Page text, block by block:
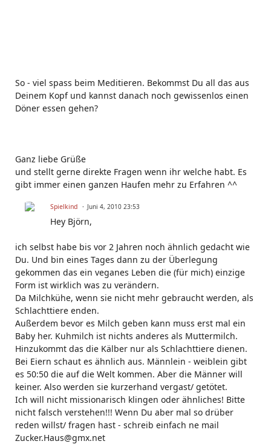
So - viel spass beim Meditieren. Bekommst Du all das aus
Deinem Kopf und kannst danach noch gewissenlos einen
Döner essen gehen?
Ganz liebe Grüße
und stellt gerne direkte Fragen wenn ihr welche habt. Es
gibt immer einen ganzen Haufen mehr zu Erfahren ^^
Spielkind Juni 4, 2010 23:53
Hey Björn,
ich selbst habe bis vor 2 Jahren noch ähnlich gedacht wie
Du. Und bin eines Tages dann zu der Überlegung
gekommen das ein veganes Leben die (für mich) einzige
Form ist wirklich was zu verändern.
Da Milchkühe, wenn sie nicht mehr gebraucht werden, als
Schlachttiere enden.
Außerdem bevor es Milch geben kann muss erst mal ein
Baby her. Kuhmilch ist nichts anderes als Muttermilch.
Hinzukommt das die Kälber nur als Schlachttiere dienen.
Bei Eiern schaut es ähnlich aus. Männlein - weiblein gibt
es 50:50 die auf die Welt kommen. Aber die Männer will
keiner. Also werden sie kurzerhand vergast/ getötet.
Ich will nicht missionarisch klingen oder ähnliches! Bitte
nicht falsch verstehen!!! Wenn Du aber mal so drüber
reden willst/ fragen hast - schreib einfach ne mail
Zucker.Haus@gmx.net